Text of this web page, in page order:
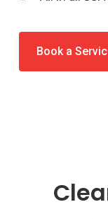
Book a